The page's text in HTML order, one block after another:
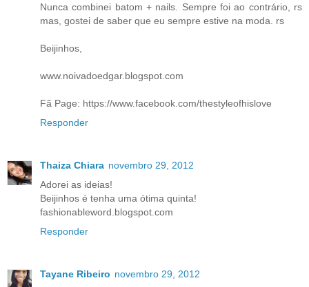
Nunca combinei batom + nails. Sempre foi ao contrário, rs
mas, gostei de saber que eu sempre estive na moda. rs
Beijinhos,
www.noivadoedgar.blogspot.com
Fã Page: https://www.facebook.com/thestyleofhislove
Responder
Thaiza Chiara novembro 29, 2012
Adorei as ideias!
Beijinhos é tenha uma ótima quinta!
fashionableword.blogspot.com
Responder
Tayane Ribeiro novembro 29, 2012